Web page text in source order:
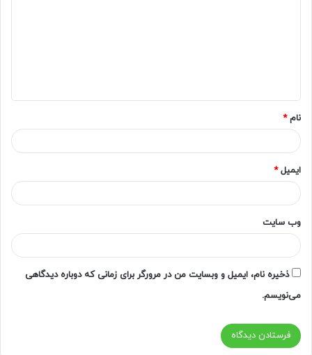
*
نام*
ایمیل*
وب‌ سایت
ذخیره نام، ایمیل و وبسایت من در مرورگر برای زمانی که دوباره دیدگاهی
می‌نویسم.